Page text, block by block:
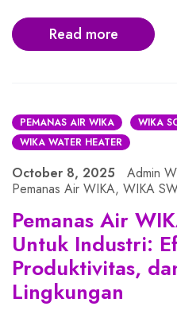
Read more
PEMANAS AIR WIKA
WIKA
WIKA WATER HEATER
October 8, 2025
Admin
Pemanas Air WIKA, WIKA
Pemanas Air
Untuk Industri:
Produktivitas,
Lingkungan